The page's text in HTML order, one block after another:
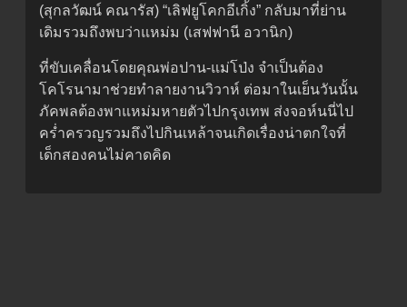
(สุกลวัฒน์ คณารัส) “เลิฟยูโคกอีเกิ้ง” กลับมาที่ย่าน
เดิมรวมถึงพบว่าแหม่ม (เสฟฟานี อวานิก)
ที่ขับเคลื่อนโดยคุณพ่อปาน-แม่โป่ง จำเป็นต้อง
โคโรนามาช่วยทำลายงานวิวาห์ ต่อมาในเย็นวันนั้น
ภัคพลต้องพาแหม่มหายตัวไปกรุงเทพ ส่งจอห์นนี่ไป
คร่ำครวญรวมถึงไปกินเหล้าจนเกิดเรื่องน่าตกใจที่
เด็กสองคนไม่คาดคิด